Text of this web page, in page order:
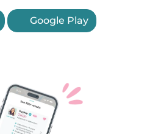
Google Play